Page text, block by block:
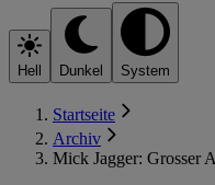
Hell Dunkel System
Startseite
Archiv
Mick Jagger: Grosser